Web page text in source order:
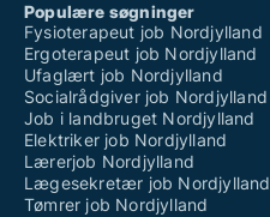
Populære søgninger
Fysioterapeut job Nordjylland
Ergoterapeut job Nordjylland
Ufaglært job Nordjylland
Socialrådgiver job Nordjylland
Job i landbruget Nordjylland
Elektriker job Nordjylland
Lærerjob Nordjylland
Lægesekretær job Nordjylland
Tømrer job Nordjylland